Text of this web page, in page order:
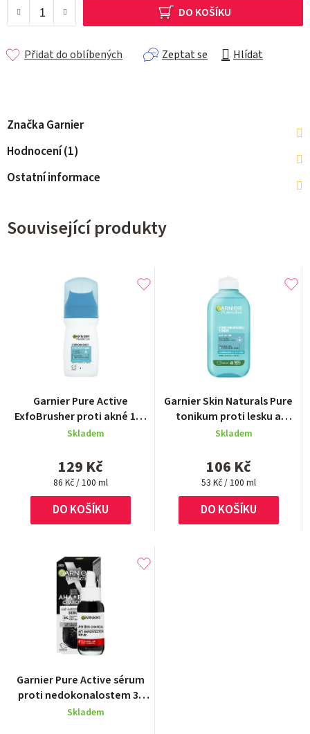
DO KOŠÍKU
Zeptat se Hlídat
Přidat do oblíbených
Značka Garnier
Hodnocení (1)
Ostatní informace
Související produkty
Garnier Pure Active
ExfoBrusher proti akné 150
ml
Skladem
129 Kč
Měrná
cena:
86 Kč / 100 ml
DO KOŠÍKU
Garnier Skin Naturals Pure
tonikum proti lesku a
rozšířeným pórům 200 ml
Skladem
106 Kč
Měrná
cena:
53 Kč / 100 ml
DO KOŠÍKU
Garnier Pure Active sérum
proti nedokonalostem 30
ml
Skladem